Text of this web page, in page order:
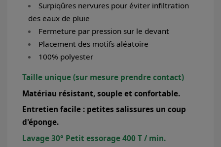
Surpiqûres nervures pour éviter infiltration
des eaux de pluie
Fermeture par pression sur le devant
Placement des motifs aléatoire
100% polyester
Taille unique (sur mesure prendre contact)
Matériau résistant, souple et confortable.
Entretien facile : petites salissures un coup
d'éponge.
Lavage 30° Petit essorage 400 T / min.